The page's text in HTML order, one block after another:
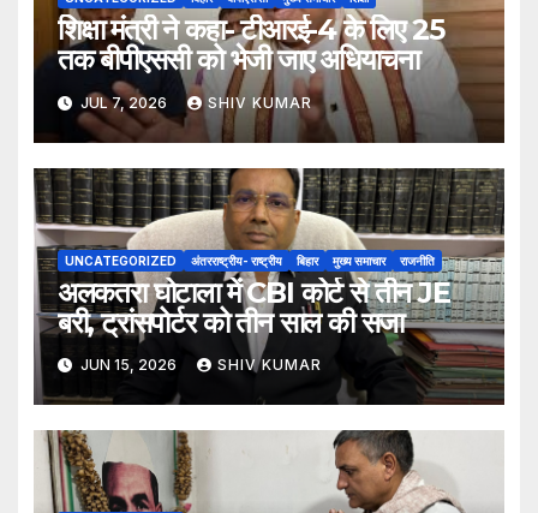
शिक्षा मंत्री ने कहा- टीआरई-4 के लिए 25
तक बीपीएससी को भेजी जाए अधियाचना
JUL 7, 2026 SHIV KUMAR
UNCATEGORIZED अंतरराष्ट्रीय- राष्ट्रीय बिहार मुख्य समाचार राजनीति
अलकतरा घोटाला में CBI कोर्ट से तीन JE
बरी, ट्रांसपोर्टर को तीन साल की सजा
JUN 15, 2026 SHIV KUMAR